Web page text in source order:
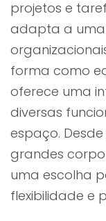
projetos e
adapta a uma
forma como
oferece uma
diversas
espaço.
grandes
uma escolha
flexibilidade e